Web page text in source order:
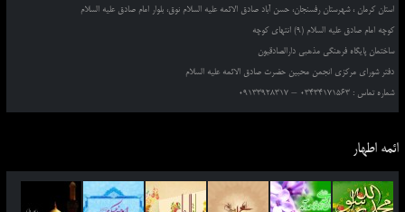
استان کرمان ، شهرستان رفسنجان، حسن آباد صادق الائمه علیه السلام نوق، بلوار امام صادق علیه السلام
کوچه امام صادق علیه السلام (9) انتهای کوچه
ساختمان پایگاه فرهنگی مذهبی دارالصادقیون
دفتر شورای مرکزی انجمن محبین حضرت صادق الائمه علیه السلام
شماره تماس : 03434171563 – 09133928317
ائمه اطهار